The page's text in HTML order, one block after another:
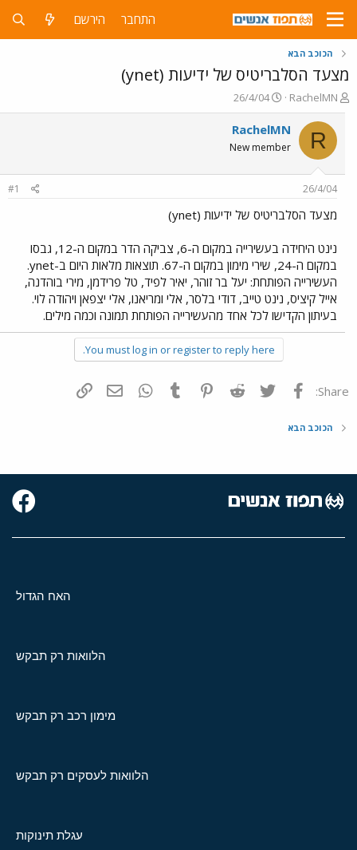
התחבר הירשם
הכוכב הבא
מצעד הסלבריטיס של ידיעות (ynet)
פ
ו
ת
ח
ה
ש
א
RachelMN
פ
ו
ר
ם
ר
26/4/04
R
RachelMN
New member
26/4/04
#1
מצעד הסלבריטיס של ידיעות (ynet)
נינט היחידה בעשירייה במקום ה-6, צביקה הדר במקום ה-12, גבסו
במקום ה-24, שירי מימון במקום ה-67. תוצאות מלאות היום ב-ynet.
העשירייה הפותחת: יעל בר זוהר, יאיר לפיד, טל פרידמן, מירי בוהדנה,
אייל קיציס, נינט טייב, דודי בלסר, אלי ומריאנו, אלי יצפאן ויהודה לוי.
בעיתון הקדישו לכל אחד מהעשירייה הפותחת תמונה וכמה מילים.
You must log in or register to reply here.
Share: פייסבוק Twitter
Reddit
Pinterest
Tumblr
WhatsAppדואר אלקטרוני
הכוכב הבא
האח הגדול
הלוואות רק תבקש
מימון רכב רק תבקש
הלוואות לעסקים רק תבקש
עגלת תינוקות